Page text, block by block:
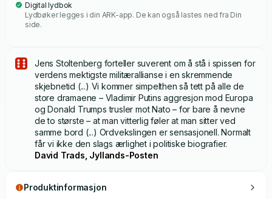
Digital lydbok
Lydbøker legges i din ARK-app. De kan også lastes ned fra Din
side.
Jens Stoltenberg forteller suverent om å stå i spissen for
verdens mektigste militærallianse i en skremmende
skjebnetid (...) Vi kommer simpelthen så tett på alle de
store dramaene – Vladimir Putins aggresjon mod Europa
og Donald Trumps trusler mot Nato – for bare å nevne
de to største – at man vitterlig føler at man sitter ved
samme bord (...) Ordvekslingen er sensasjonell. Normalt
får vi ikke den slags ærlighet i politiske biografier.
David Trads, Jyllands-Posten
Produktinformasjon